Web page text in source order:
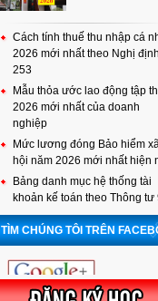
Cách tính thuế thu nhập cá
2026 mới nhất theo Nghị định
253
Mẫu thỏa ước lao động tập
2026 mới nhất của doanh
nghiệp
Mức lương đóng Bảo hiểm
hội năm 2026 mới nhất hiện
Bảng danh mục hệ thống tài
khoản kế toán theo Thông tư
TÌM CHÚNG TÔI TRÊN